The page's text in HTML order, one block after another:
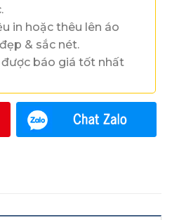
in hoặc thêu lên áo
& sắc nét.
báo giá tốt nhất